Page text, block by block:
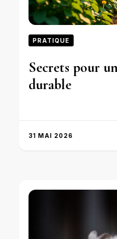
PRATIQUE
Secrets pour
durable
31 MAI 2026